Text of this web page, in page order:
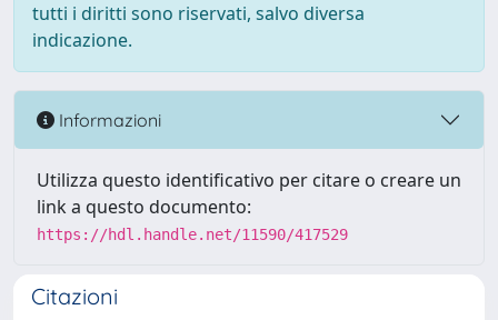
tutti i diritti sono riservati, salvo diversa
indicazione.
Informazioni
Utilizza questo identificativo per citare o creare un
link a questo documento:
https://hdl.handle.net/11590/417529
Citazioni